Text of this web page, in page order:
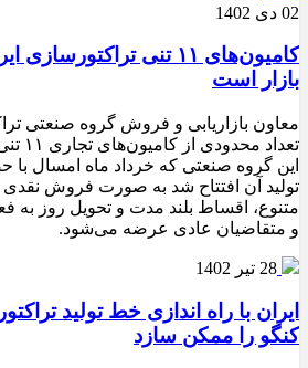
02 دی 1402
کامیون‌های ۱۱ تنی
بازار است
معاون بازاریابی و فروش گروه صنعتی
این گروه صنعتی که خرداد ماه امسال
تولید آن افتتاح شد به صورت فروش
متنوع، اقساط بلند مدت و تحویل روز به
و متقاضیان عادی عرضه می‌شود.
28 تیر 1402
ایران با راه اندازی خط تولید
کنگو را ممکن سازد